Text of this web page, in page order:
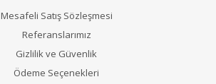
Mesafeli Satış Sözleşmesi
Referanslarımız
Gizlilik ve Güvenlik
Ödeme Seçenekleri